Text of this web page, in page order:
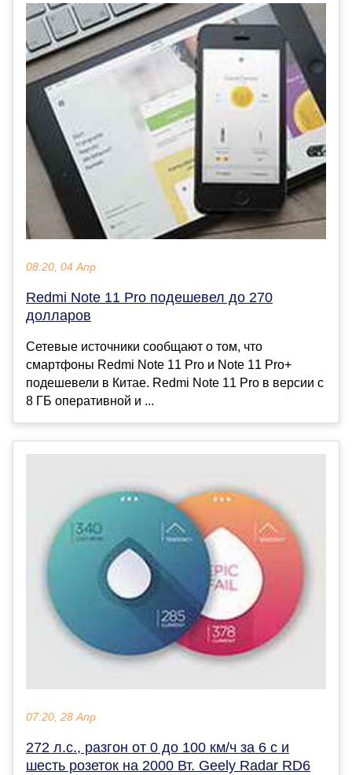
08:20, 04 Апр
Redmi Note 11 Pro подешевел до 270
долларов
Сетевые источники сообщают о том, что
смартфоны Redmi Note 11 Pro и Note 11 Pro+
подешевели в Китае. Redmi Note 11 Pro в версии с
8 ГБ оперативной и ...
07:20, 28 Апр
272 л.с., разгон от 0 до 100 км/ч за 6 с и
шесть розеток на 2000 Вт. Geely Radar RD6